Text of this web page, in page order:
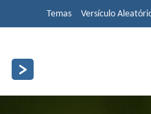
Temas Versículo